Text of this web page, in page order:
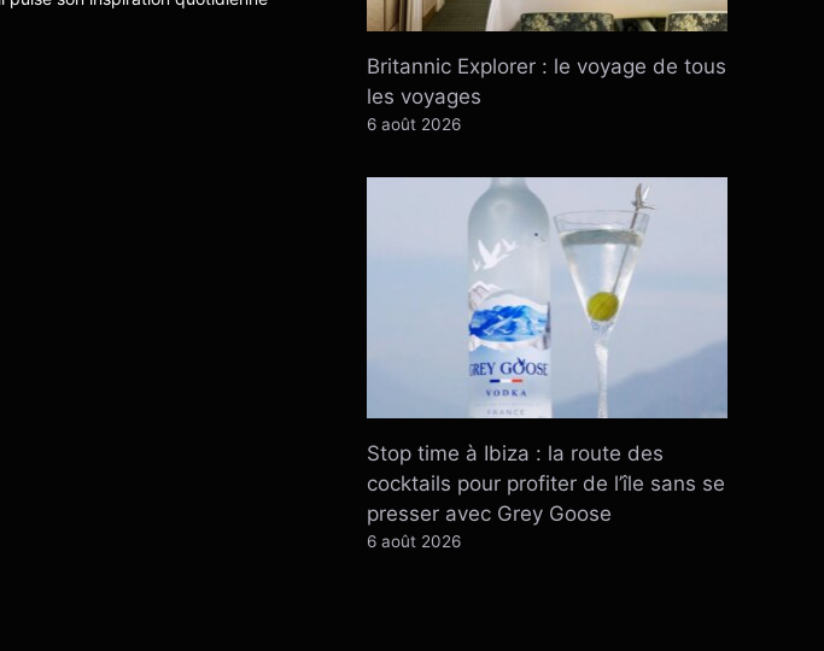
Britannic Explorer : le voyage de tous
les voyages
6 août 2026
Stop time à Ibiza : la route des
cocktails pour profiter de l’île sans se
presser avec Grey Goose
6 août 2026